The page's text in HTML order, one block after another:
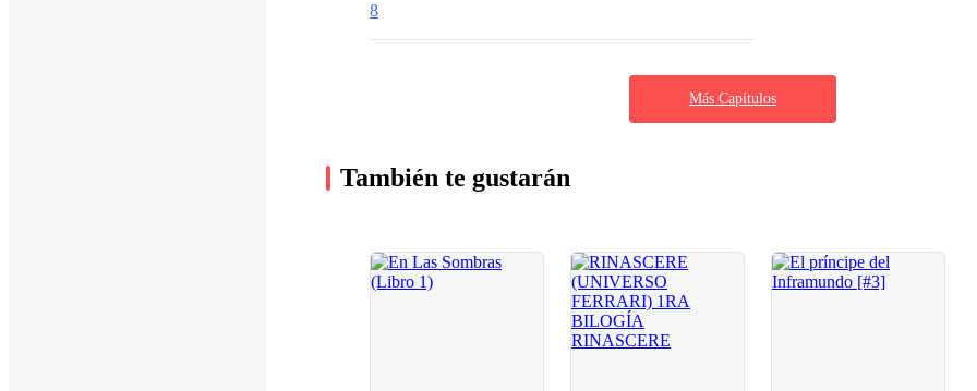
8
Más Capítulos
También te gustarán